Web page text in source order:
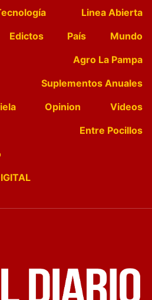
Linea Abierta
Edictos País
Mundo
Agro La Pampa
Suplementos Anuales
Opinion
Videos
Entre Pocillos